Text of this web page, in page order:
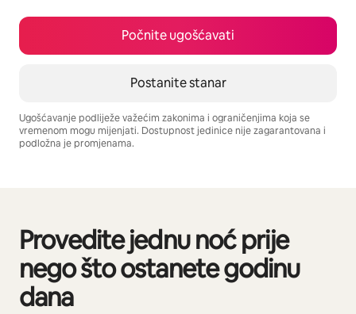
Počnite ugošćavati
Postanite stanar
Ugošćavanje podliježe važećim zakonima i ograničenjima koja se
vremenom mogu mijenjati. Dostupnost jedinice nije zagarantovana i
podložna je promjenama.
Provedite jednu noć prije
nego što ostanete godinu
dana
Prikazano 0 od 0 stavki